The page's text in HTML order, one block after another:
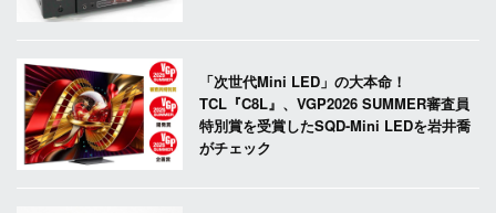
「次世代Mini LED」の大本命！
TCL『C8L』、VGP2026 SUMMER審査員
特別賞を受賞したSQD-Mini LEDを岩井喬
がチェック